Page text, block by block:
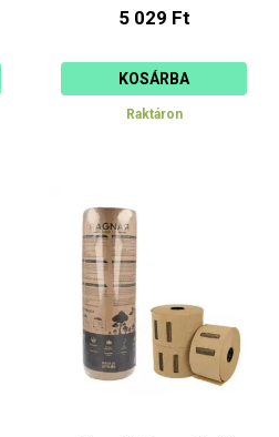
5 029 Ft
KOSÁRBA
Raktáron